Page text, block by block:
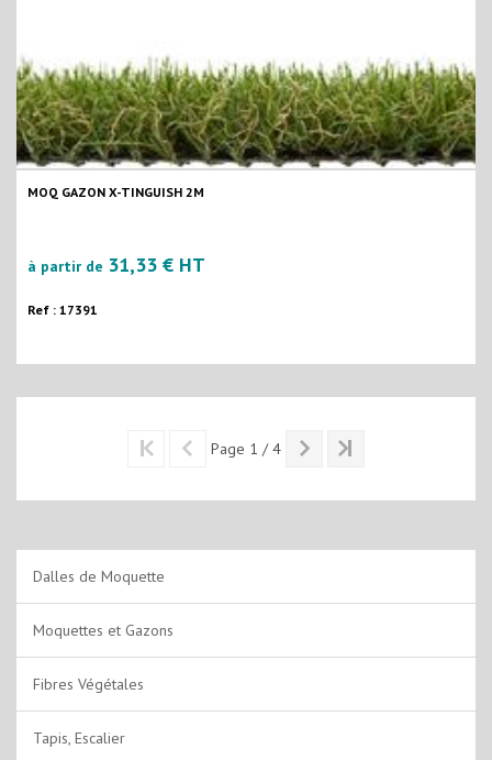
MOQ GAZON X-TINGUISH 2M
à partir de 31,33 € HT
Ref : 17391
Page 1 / 4
Dalles de Moquette
Moquettes et Gazons
Fibres Végétales
Tapis, Escalier